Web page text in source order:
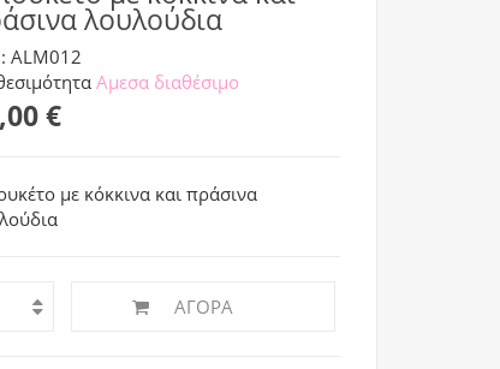
λουλούδια
ALM012
Αμεσα διαθέσιμο
€
με κόκκινα και πράσινα
ΑΓΟΡΆ